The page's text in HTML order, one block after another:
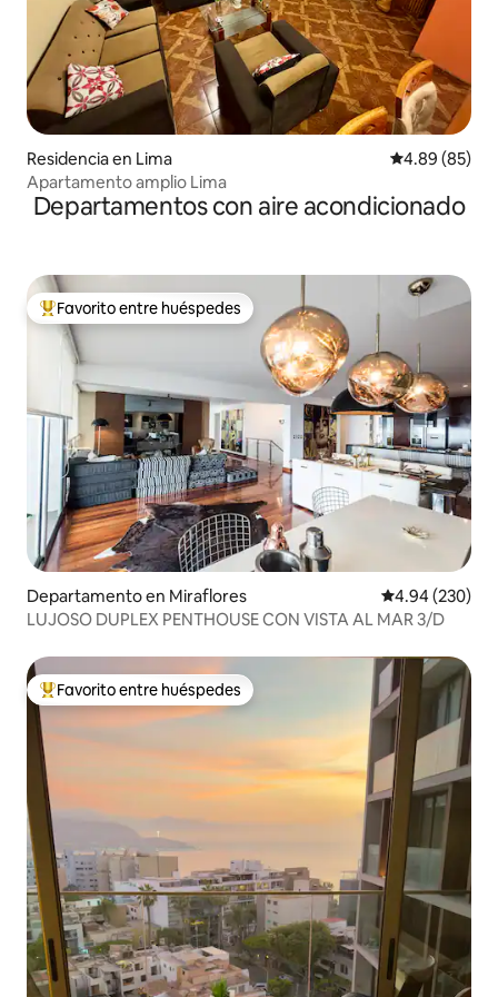
Residencia en Lima Calificación
4.89 (85)
Apartamento amplio Lima
Departamentos con aire acondicionado
De los mejores en Favorito entre huéspedes
Favorito entre huéspedes
Departamento en Miraflores Calificación
4.94 (230)
LUJOSO DUPLEX PENTHOUSE CON VISTA AL MAR 3/D
De los mejores en Favorito entre huéspedes
Favorito entre huéspedes